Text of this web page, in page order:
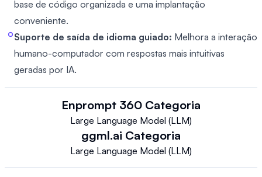
base de código organizada e uma implantação
conveniente.
Suporte de saída de idioma guiado: Melhora a interação
humano-computador com respostas mais intuitivas
geradas por IA.
Enprompt 360 Categoria
Large Language Model (LLM)
ggml.ai Categoria
Large Language Model (LLM)